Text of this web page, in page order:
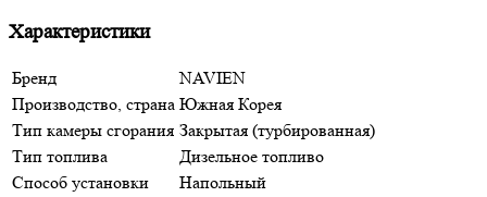
Характеристики
Бренд
NAVIEN
Производство, страна Южная Корея
Тип камеры сгорания Закрытая (турбированная)
Тип топлива
Дизельное топливо
Способ установки
Напольный